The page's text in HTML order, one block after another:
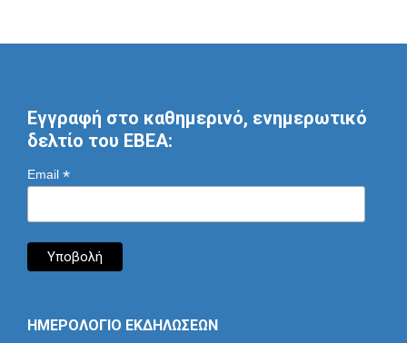
Εγγραφή στο καθημερινό, ενημερωτικό
δελτίο του ΕΒΕΑ:
Email *
ΗΜΕΡΟΛΟΓΙΟ ΕΚΔΗΛΩΣΕΩΝ